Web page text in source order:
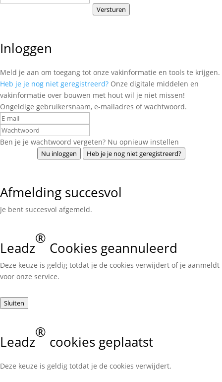
Versturen
Inloggen
Meld je aan om toegang tot onze vakinformatie en tools te krijgen.
Heb je je nog niet geregistreerd? Onze digitale middelen en
vakinformatie over bouwen met hout wil je niet missen!
Ongeldige gebruikersnaam, e-mailadres of wachtwoord.
Ben je je wachtwoord vergeten? Nu opnieuw instellen
Nu inloggen Heb je je nog niet geregistreerd?
Afmelding succesvol
Je bent succesvol afgemeld.
Leadz
®
Cookies geannuleerd
Deze keuze is geldig totdat je de cookies verwijdert of je aanmeldt
voor onze service.
Sluiten
Leadz
®
cookies geplaatst
Deze keuze is geldig totdat je de cookies verwijdert.